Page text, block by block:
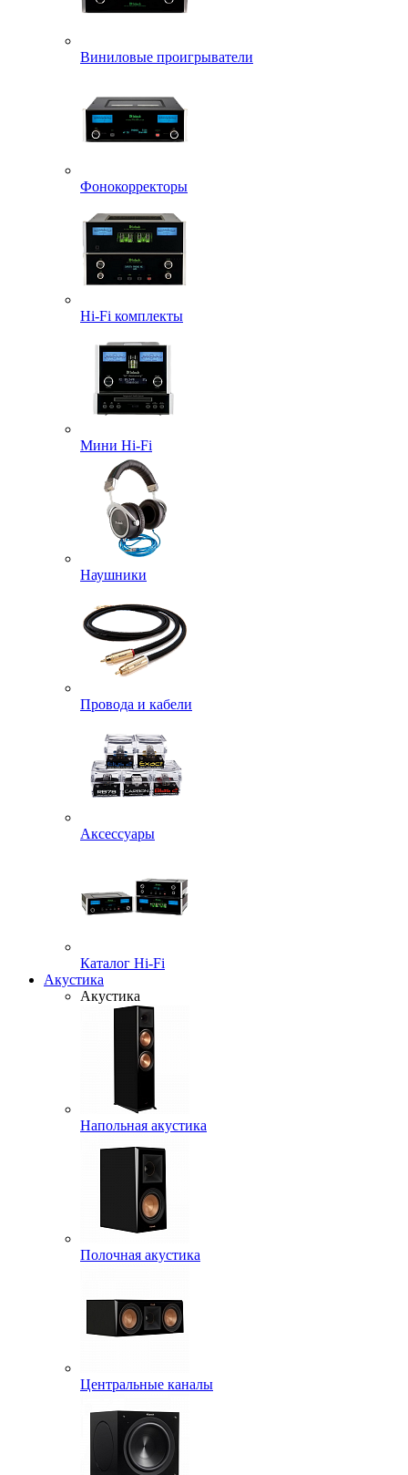
Виниловые проигрыватели
Фонокорректоры
Hi-Fi комплекты
Мини Hi-Fi
Наушники
Провода и кабели
Аксессуары
Каталог Hi-Fi
Акустика
Акустика
Напольная акустика
Полочная акустика
Центральные каналы